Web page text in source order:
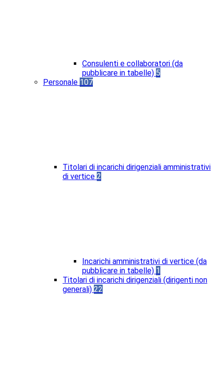
Consulenti e collaboratori (da
pubblicare in tabelle) 5
Personale 107
Titolari di incarichi dirigenziali amministrativi
di vertice 2
Incarichi amministrativi di vertice (da
pubblicare in tabelle) 1
Titolari di incarichi dirigenziali (dirigenti non
generali) 22